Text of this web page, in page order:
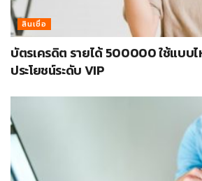
สินเชื่อ
บัตรเครดิต รายได้ 500000 ใช้แบบไ
ประโยชน์ระดับ VIP